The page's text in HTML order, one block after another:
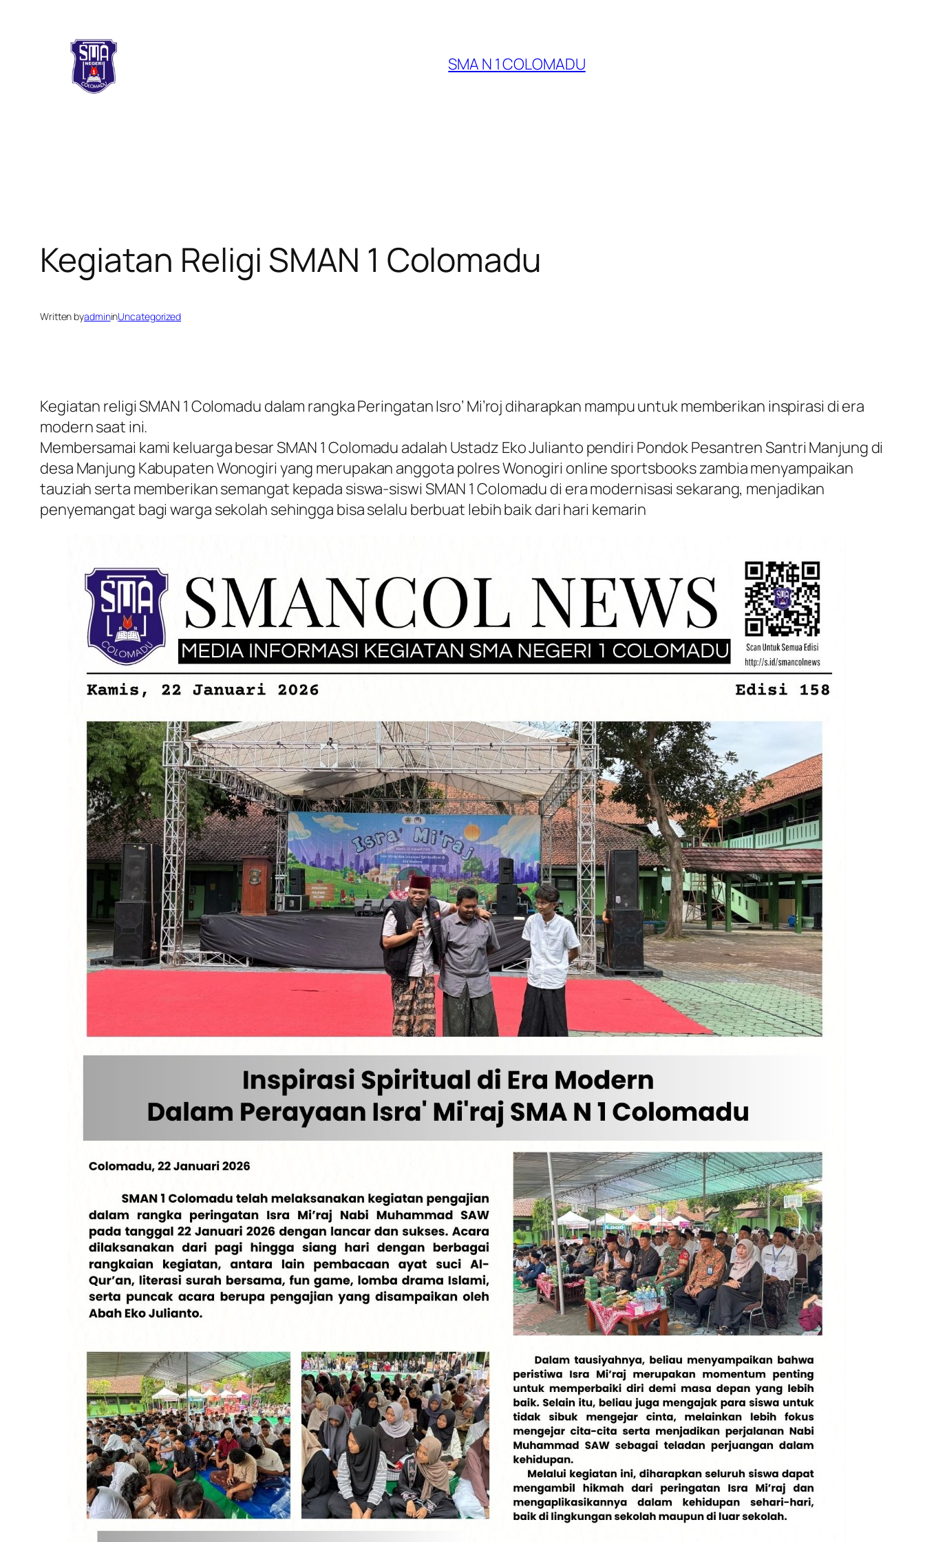
SMA N 1 COLOMADU
Kegiatan Religi SMAN 1 Colomadu
Written byadmininUncategorized
Kegiatan religi SMAN 1 Colomadu dalam rangka Peringatan Isro’ Mi’roj diharapkan mampu untuk memberikan inspirasi di era
modern saat ini.
Membersamai kami keluarga besar SMAN 1 Colomadu adalah Ustadz Eko Julianto pendiri Pondok Pesantren Santri Manjung di
desa Manjung Kabupaten Wonogiri yang merupakan anggota polres Wonogiri online sportsbooks zambiamenyampaikan
tauziah serta memberikan semangat kepada siswa-siswi SMAN 1 Colomadu di era modernisasi sekarang, menjadikan
penyemangat bagi warga sekolah sehingga bisa selalu berbuat lebih baik dari hari kemarin